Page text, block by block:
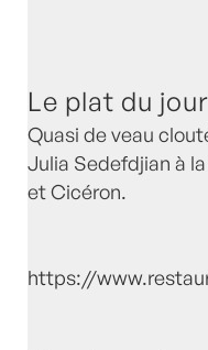
Le plat du
Quasi de veau
Julia Sedefdjian à
et Cicéron.
https://